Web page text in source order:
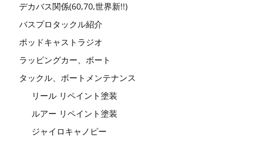
デカバス関係(60,70,世界新!!)
バスプロタックル紹介
ポッドキャストラジオ
ラッピングカー、ボート
タックル、ボートメンテナンス
リール リペイント塗装
ルアー リペイント塗装
ジャイロキャノピー